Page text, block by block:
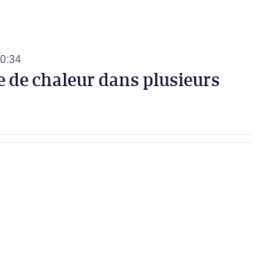
de chaleur dans plusieurs